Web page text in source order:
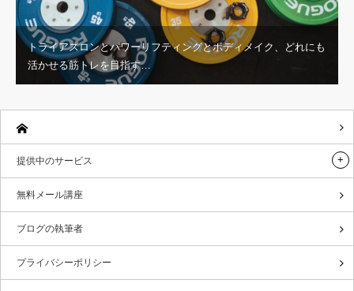
トライアスロンとパワーリフティングとボディメイク、どれにも
活かせる筋トレを目指す…
提供中のサービス
無料メール講座
ブログの執筆者
プライバシーポリシー